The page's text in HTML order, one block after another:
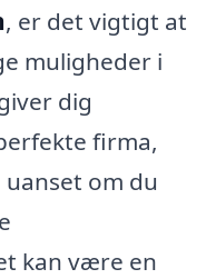
, er det vigtigt at
muligheder i
dig
firma,
om du
kan være en